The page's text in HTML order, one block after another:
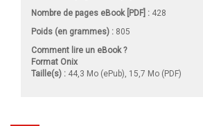
Nombre de pages eBook [PDF] : 428
Poids (en grammes) : 805
Comment lire un eBook ?
Format Onix
Taille(s) : 44,3 Mo (ePub), 15,7 Mo (PDF)